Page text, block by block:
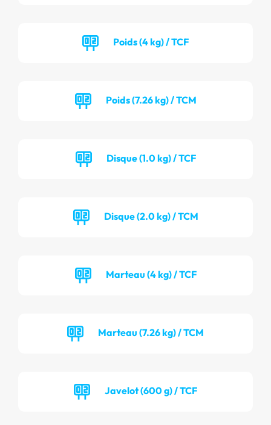
Poids (4 kg) / TCF
Poids (7.26 kg) / TCM
Disque (1.0 kg) / TCF
Disque (2.0 kg) / TCM
Marteau (4 kg) / TCF
Marteau (7.26 kg) / TCM
Javelot (600 g) / TCF